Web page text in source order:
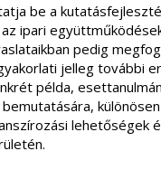
be a
ipari
pedig
jelleg további
példa,
lehetőségek